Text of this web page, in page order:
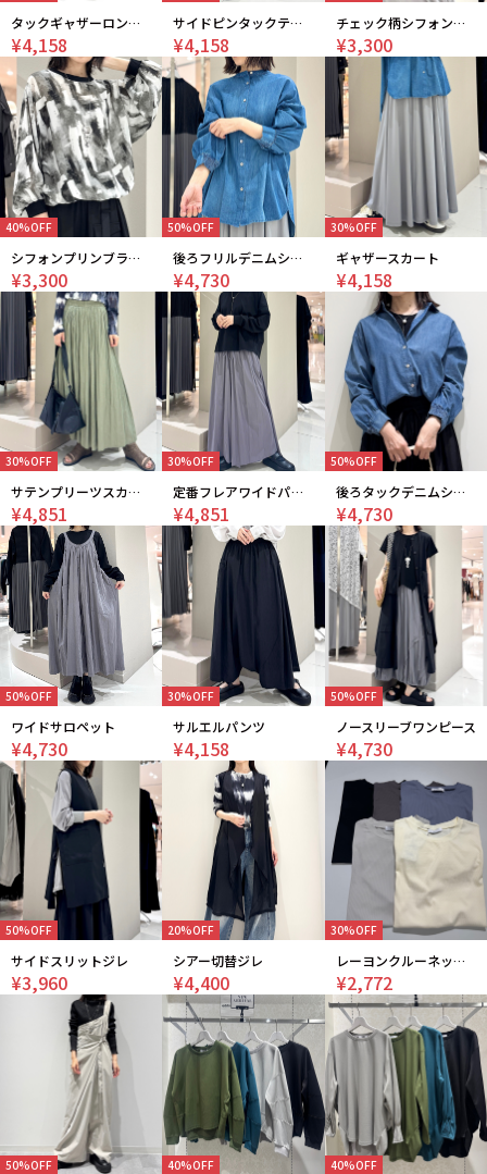
タックギャザーロングスカート
¥4,158
サイドピンタックテーパードパンツ
¥4,158
チェック柄シフォンプリントブラウス
¥3,300
40%OFF
シフォンプリンブラウス
¥3,300
50%OFF
後ろフリルデニムシャツ
¥4,730
30%OFF
ギャザースカート
¥4,158
30%OFF
サテンプリーツスカート
¥4,851
30%OFF
定番フレアワイドパンツ
¥4,851
50%OFF
後ろタックデニムシャツ
¥4,730
50%OFF
ワイドサロペット
¥4,730
30%OFF
サルエルパンツ
¥4,158
50%OFF
ノースリーブワンピース
¥4,730
50%OFF
サイドスリットジレ
¥3,960
20%OFF
シアー切替ジレ
¥4,400
30%OFF
レーヨンクルーネックインナー
¥2,772
50%OFF 40%OFF 40%OFF